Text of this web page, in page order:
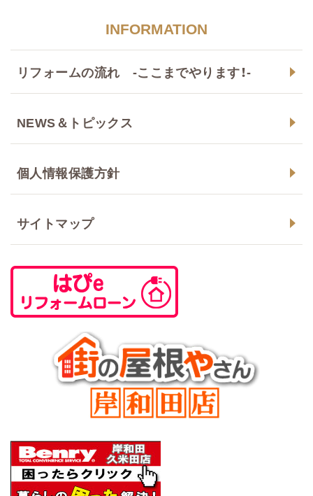
INFORMATION
リフォームの流れ -ここまでやります！-
NEWS＆トピックス
個人情報保護方針
サイトマップ